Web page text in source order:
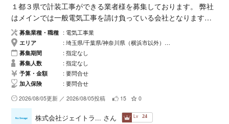
１都３県で計装工事ができる業者様を募集しております。 弊社
はメインでは一般電気工事を請け負っている会社となります
が、 計装工事の案件が増えてきており、今後弊社の計装工事の
案件が出てきた際にご協力いただける業者様を募集しておりま
す。 基本的には常駐で来ていただくことを考えておりますが、
案件によっては請負で入っていただくことも考えております。
ご興味ある方は、お気軽にメールお待ちしております。 【ご連
絡いただける方へ】 以下を記載の上、メールにてご連絡くださ
い。 ・会社名 ・ご担当者氏名 ・ご連絡先（電話、メール） ま
ずはお気軽にご連絡いただき、対応可能工事や条件についてな
どお話させていただきたいと思っています。
募集業種・職種
電気工事業
エリア
埼玉県/千葉県/神奈川県（横浜市以外）/神奈川県（横浜市）/東京都（２３区以外）/東京都（２３区）
募集期間
指定なし
募集人数
指定なし
予算・金額
要問合せ
加入保険
要問合せ
2026/08/05更新 ／ 2026/08/05投稿 15 0
株式会社ジェイトラ... さん Lv 24